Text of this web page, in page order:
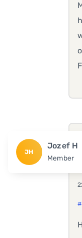
JH
Jozef H
Member